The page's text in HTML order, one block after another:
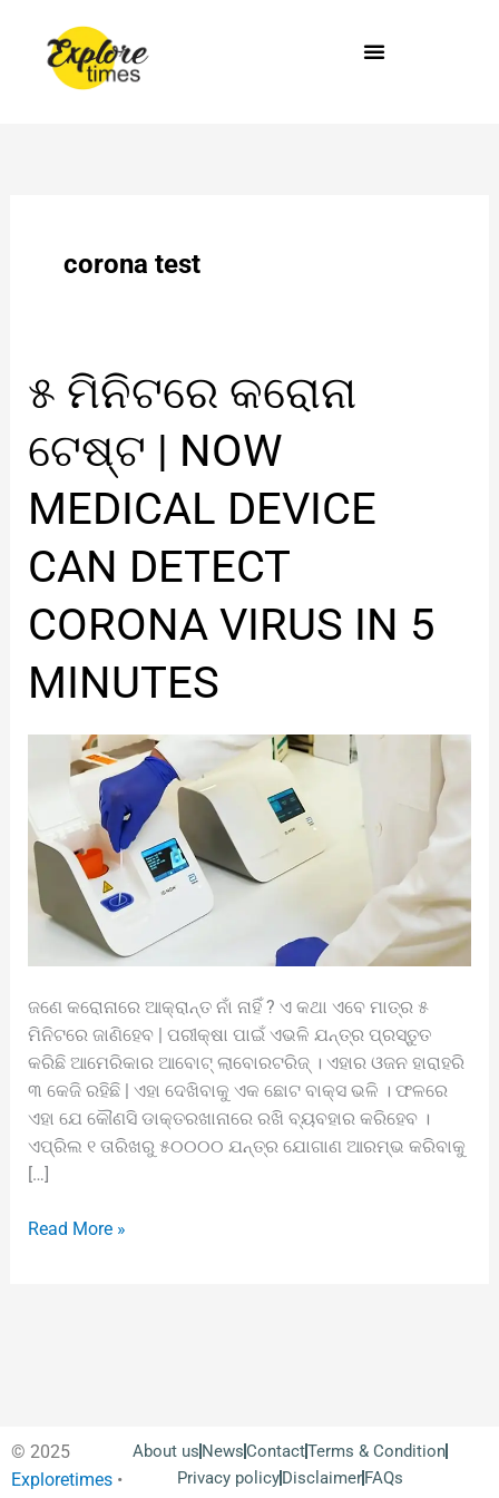
content
corona test
୫ ମିନିଟରେ କରୋନା
ଟେଷ୍ଟ | NOW
MEDICAL DEVICE
CAN DETECT
CORONA VIRUS IN 5
MINUTES
ଜଣେ କରୋନାରେ ଆକ୍ରାନ୍ତ ନାଁ ନାହିଁ ? ଏ କଥା ଏବେ ମାତ୍ର ୫
ମିନିଟରେ ଜାଣିହେବ | ପରୀକ୍ଷା ପାଇଁ ଏଭଳି ଯନ୍ତ୍ର ପ୍ରସ୍ତୁତ
କରିଛି ଆମେରିକାର ଆବୋଟ୍ ଲାବୋରଟରିଜ୍ । ଏହାର ଓଜନ ହାରାହରି
୩ କେଜି ରହିଛି | ଏହା ଦେଖିବାକୁ ଏକ ଛୋଟ ବାକ୍ସ ଭଳି । ଫଳରେ
ଏହା ଯେ କୌଣସି ଡାକ୍ତରଖାନାରେ ରଖି ବ୍ୟବହାର କରିହେବ ।
ଏପ୍ରିଲ ୧ ତାରିଖରୁ ୫୦୦୦୦ ଯନ୍ତ୍ର ଯୋଗାଣ ଆରମ୍ଭ କରିବାକୁ
[…]
୫
ମିନିଟରେ
କରୋନା
ଟେଷ୍ଟ
NOW
DEVICE
DETECT
VIRUS
5
MINUTES
Read More »
© 2025
Exploretimes •
About us NewsContactTerms & Condition
Privacy policyDisclaimerFAQs